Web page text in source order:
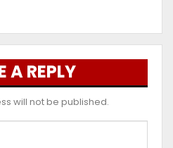
A REPLY
will not be published.